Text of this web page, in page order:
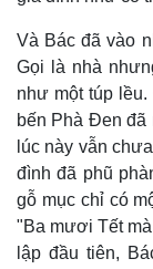
Và Bác đã vào
Gọi là nhà
như một túp
bến Phà Đen đã
lúc này vẫn
đình đã phũ
gỗ mục chỉ có
"Ba mươi Tết
lập đầu tiên,